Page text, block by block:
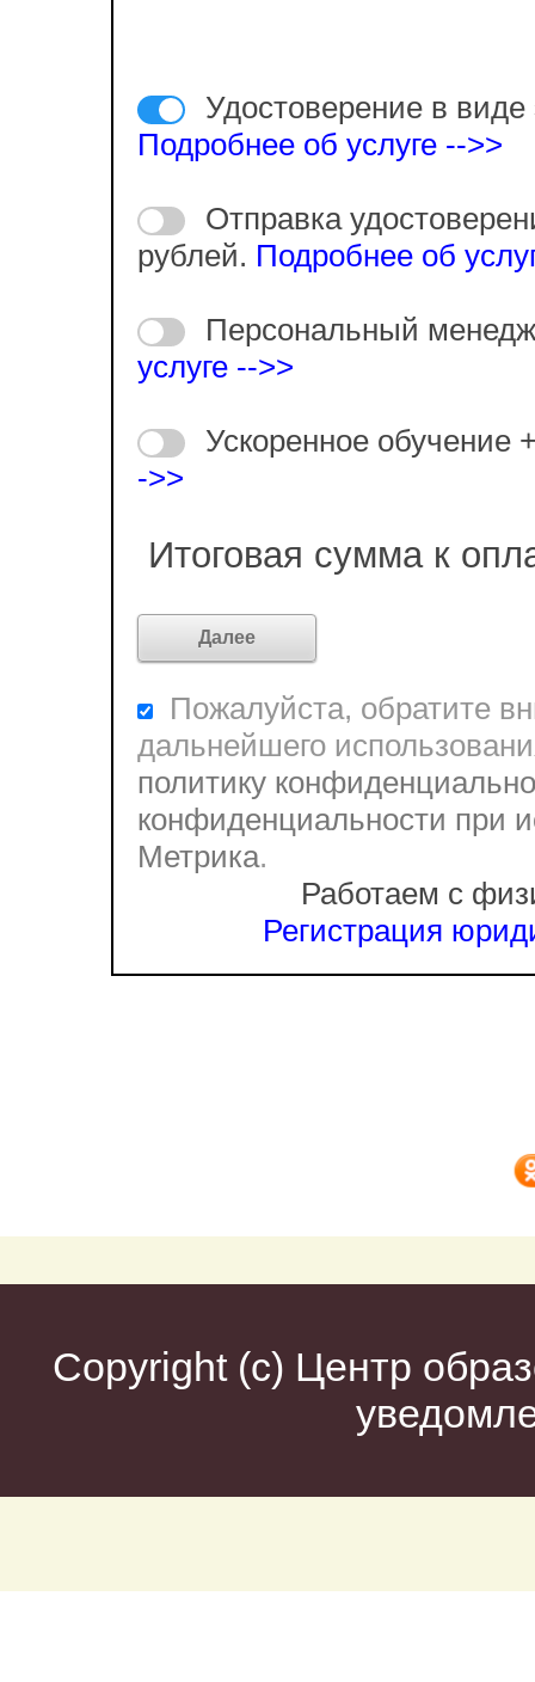
Удостоверение в виде
Подробнее об услуге -->>
Отправка
рублей. Подробнее об
Персональный
услуге -->>
Ускоренное обучение
->>
Итоговая сумма к
Пожалуйста, обратите
дальнейшего
политику
конфиденциальности при
Метрика.
Работаем с
Регистрация
Copyright (c) Центр